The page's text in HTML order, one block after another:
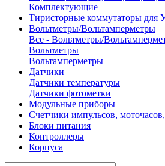
Комплектующие
Тиристорные коммутаторы
Вольтметры/Вольтамперметры
Все - Вольтметры/
Вольтметры
Вольтамперметры
Датчики
Датчики температуры
Датчики фотометки
Модульные приборы
Счетчики импульсов,
Блоки питания
Контроллеры
Корпуса